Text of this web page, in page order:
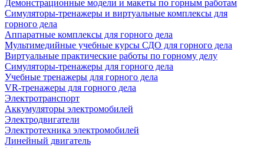
Демонстрационные модели и макеты по горным работам
Симуляторы-тренажеры и виртуальные комплексы для
горного дела
Аппаратные комплексы для горного дела
Мультимедийные учебные курсы СДО для горного дела
Виртуальные практические работы по горному делу
Симуляторы-тренажеры для горного дела
Учебные тренажеры для горного дела
VR-тренажеры для горного дела
Электротранспорт
Аккумуляторы электромобилей
Электродвигатели
Электротехника электромобилей
Линейный двигатель